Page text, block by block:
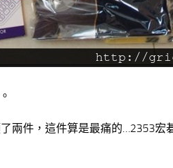
兩件，這件算是最痛的…2353